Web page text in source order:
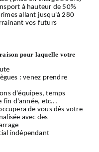
à hauteur de 50%
allant jusqu'à 280
vos futurs
pour laquelle votre
: venez prendre
d'équipes, temps
fin d'année, etc...
de vous dès votre
avec des
indépendant